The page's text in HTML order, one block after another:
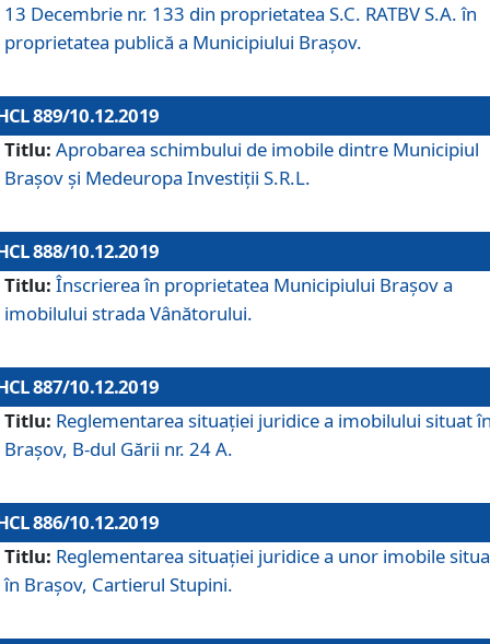
13 Decembrie nr. 133 din proprietatea S.C. RATBV S.A. în
proprietatea publică a Municipiului Brașov.
889/10.12.2019
Titlu: Aprobarea schimbului de imobile dintre Municipiul
Brașov și Medeuropa Investiții S.R.L.
888/10.12.2019
Titlu: Înscrierea în proprietatea Municipiului Braşov a
imobilului strada Vânătorului.
887/10.12.2019
Titlu: Reglementarea situației juridice a imobilului situat
Brașov, B-dul Gării nr. 24 A.
886/10.12.2019
Titlu: Reglementarea situaţiei juridice a unor imobile
în Braşov, Cartierul Stupini.